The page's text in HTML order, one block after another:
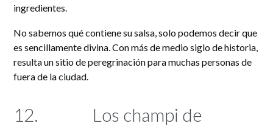
ingredientes.
No sabemos qué contiene su salsa, solo podemos decir que
es sencillamente divina. Con más de medio siglo de historia,
resulta un sitio de peregrinación para muchas personas de
fuera de la ciudad.
12. Los champi de